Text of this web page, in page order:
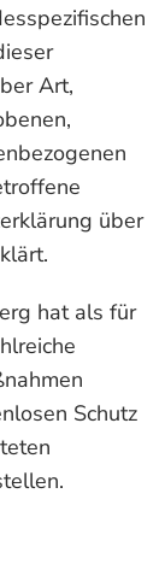
Art,
über
hat als für
Schutz